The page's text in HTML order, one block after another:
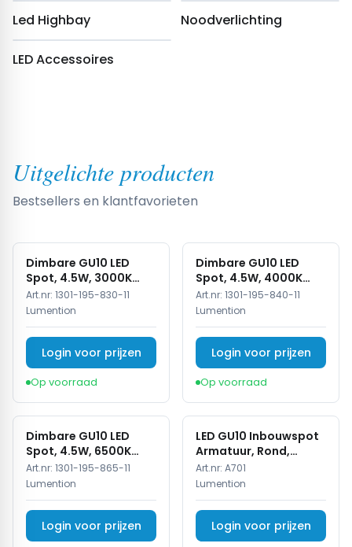
Led Highbay Noodverlichting
LED Accessoires
Uitgelichte producten
Bestsellers en klantfavorieten
Dimbare GU10 LED
Spot, 4.5W, 3000K
Warm Wit, IP20
Art.nr: 1301-195-830-11
Lumention
Login voor prijzen
Op voorraad
Dimbare GU10 LED
Spot, 4.5W, 4000K
Neutraal Wit, IP20
Art.nr: 1301-195-840-11
Lumention
Login voor prijzen
Op voorraad
Dimbare GU10 LED
Spot, 4.5W, 6500K
Koud Wit, IP20
Art.nr: 1301-195-865-11
Lumention
Login voor prijzen
LED GU10 Inbouwspot
Armatuur, Rond,
Kantelbaar, IP20, Wit
Art.nr: A701
Lumention
Login voor prijzen